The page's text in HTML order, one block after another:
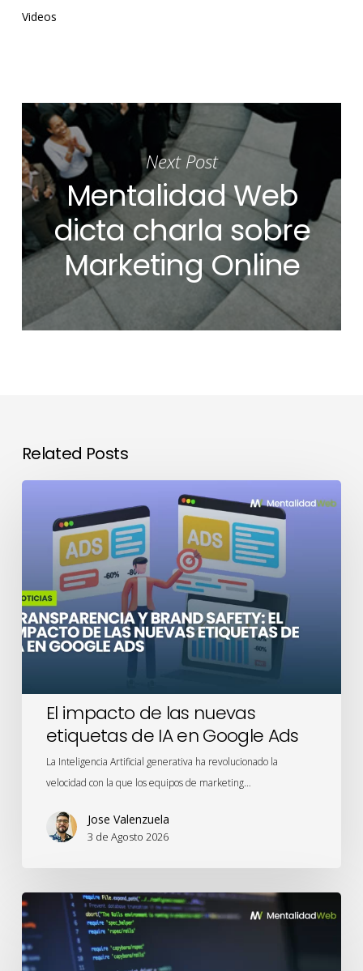
Videos
Next Post
Mentalidad Web
dicta charla sobre
Marketing Online
Related Posts
El
nuevas
etiquetas
de
IA
en
Ads
El impacto de las nuevas
etiquetas de IA en Google Ads
La Inteligencia Artificial generativa ha revolucionado la
velocidad con la que los equipos de marketing…
Jose Valenzuela
3 de Agosto 2026
Privacidad
desde
el
Diseño: